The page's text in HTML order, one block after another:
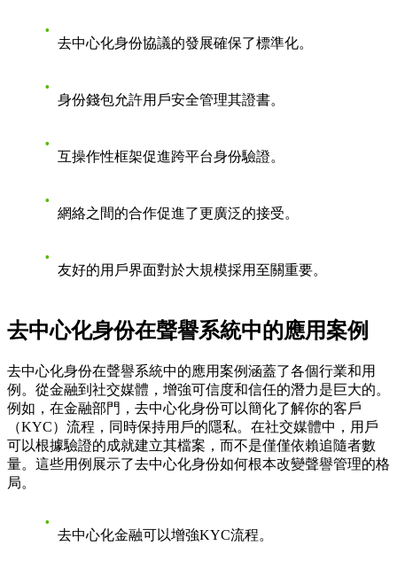
去中心化身份協議的發展確保了標準化。
身份錢包允許用戶安全管理其證書。
互操作性框架促進跨平台身份驗證。
網絡之間的合作促進了更廣泛的接受。
友好的用戶界面對於大規模採用至關重要。
去中心化身份在聲譽系統中的應用案例
去中心化身份在聲譽系統中的應用案例涵蓋了各個行業和用
例。從金融到社交媒體，增強可信度和信任的潛力是巨大的。
例如，在金融部門，去中心化身份可以簡化了解你的客戶
（KYC）流程，同時保持用戶的隱私。在社交媒體中，用戶
可以根據驗證的成就建立其檔案，而不是僅僅依賴追隨者數
量。這些用例展示了去中心化身份如何根本改變聲譽管理的格
局。
去中心化金融可以增強KYC流程。